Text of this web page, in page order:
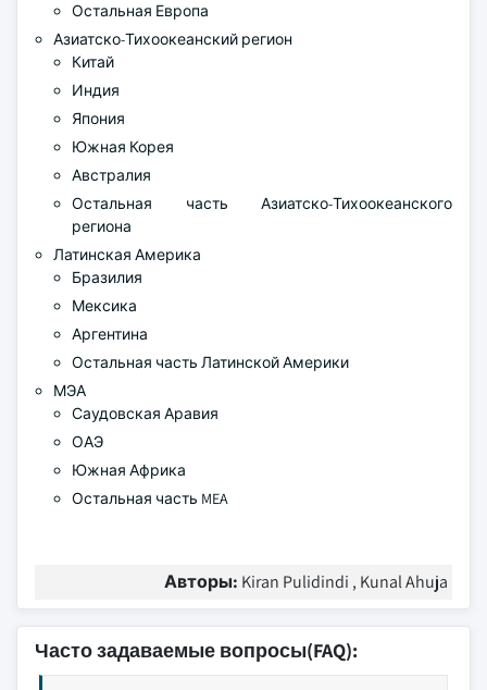
Остальная Европа
Азиатско-Тихоокеанский регион
Китай
Индия
Япония
Южная Корея
Австралия
Остальная часть Азиатско-Тихоокеанского
региона
Латинская Америка
Бразилия
Мексика
Аргентина
Остальная часть Латинской Америки
МЭА
Саудовская Аравия
ОАЭ
Южная Африка
Остальная часть MEA
Авторы: Kiran Pulidindi , Kunal Ahuja
Часто задаваемые вопросы(FAQ):